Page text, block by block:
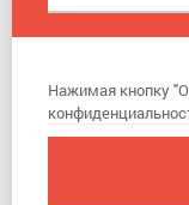
Нажимая кнопку